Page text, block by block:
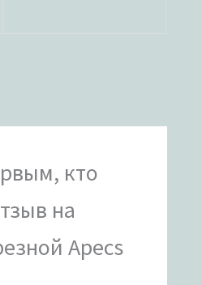
кто
на
Apecs